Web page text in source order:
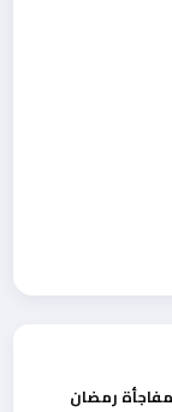
رمضان